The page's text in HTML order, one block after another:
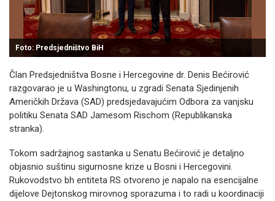
Foto: Predsjedništvo BiH
Član Predsjedništva Bosne i Hercegovine dr. Denis Bećirović
razgovarao je u Washingtonu, u zgradi Senata Sjedinjenih
Američkih Država (SAD) predsjedavajućim Odbora za vanjsku
politiku Senata SAD Jamesom Rischom (Republikanska
stranka).
Tokom sadržajnog sastanka u Senatu Bećirović je detaljno
objasnio suštinu sigurnosne krize u Bosni i Hercegovini.
Rukovodstvo bh entiteta RS otvoreno je napalo na esencijalne
dijelove Dejtonskog mirovnog sporazuma i to radi u koordinaciji